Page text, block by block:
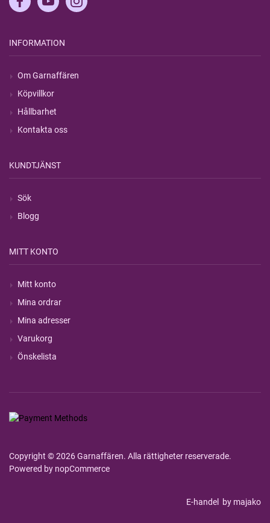
INFORMATION
Om Garnaffären
Köpvillkor
Hållbarhet
Kontakta oss
KUNDTJÄNST
Sök
Blogg
MITT KONTO
Mitt konto
Mina ordrar
Mina adresser
Varukorg
Önskelista
Copyright © 2026 Garnaffären. Alla rättigheter reserverade.
Powered by nopCommerce
E-handel by majako